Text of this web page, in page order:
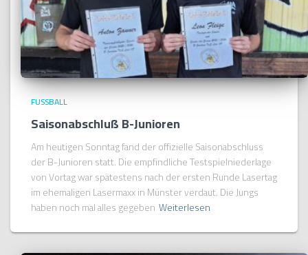
FUSSBALL
Saisonabschluß B-Junioren
Am heutigen Sonntag fand der offizielle Saisonabschluss
der B-Junioren statt. Die empfindliche Testspielniederlage
von Vortag war spätestens nach der ersten Runde Lasertag
im ehemaligen Lasermaxx in Münster verdaut. Die Jungs
haben noch mal alles gegeben Weiterlesen